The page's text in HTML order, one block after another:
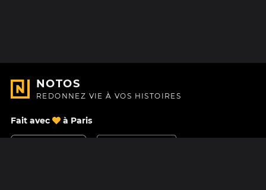
NOTOS
REDONNEZ VIE À VOS HISTOIRES
Fait avec à Paris